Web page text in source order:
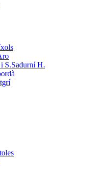
S.Sadurní H.